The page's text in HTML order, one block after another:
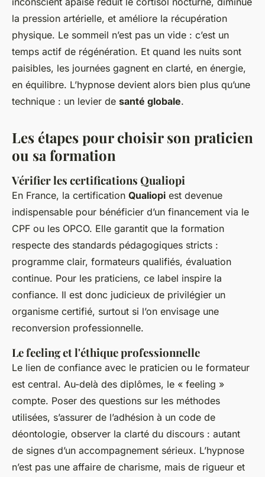
la pression artérielle, et améliore la récupération
physique. Le sommeil n’est pas un vide : c’est un
temps actif de régénération. Et quand les nuits sont
paisibles, les journées gagnent en clarté, en énergie,
en équilibre. L’hypnose devient alors bien plus qu’une
technique : un levier de santé globale.
Les étapes pour choisir son praticien
ou sa formation
Vérifier les certifications Qualiopi
En France, la certification Qualiopi est devenue
indispensable pour bénéficier d’un financement via le
CPF ou les OPCO. Elle garantit que la formation
respecte des standards pédagogiques stricts :
programme clair, formateurs qualifiés, évaluation
continue. Pour les praticiens, ce label inspire la
confiance. Il est donc judicieux de privilégier un
organisme certifié, surtout si l’on envisage une
reconversion professionnelle.
Le feeling et l'éthique professionnelle
Le lien de confiance avec le praticien ou le formateur
est central. Au-delà des diplômes, le « feeling »
compte. Poser des questions sur les méthodes
utilisées, s’assurer de l’adhésion à un code de
déontologie, observer la clarté du discours : autant
de signes d’un accompagnement sérieux. L’hypnose
n’est pas une affaire de charisme, mais de rigueur et